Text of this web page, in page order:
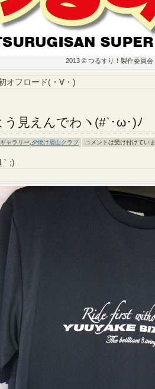
2013 © つるすり！製作委員会
オフロード(・∀・)
う見えんでわヽ(#`･ω･)ﾉ
ギャラリー 夕焼け眉山クラブ コメントは受け付けていま
;)